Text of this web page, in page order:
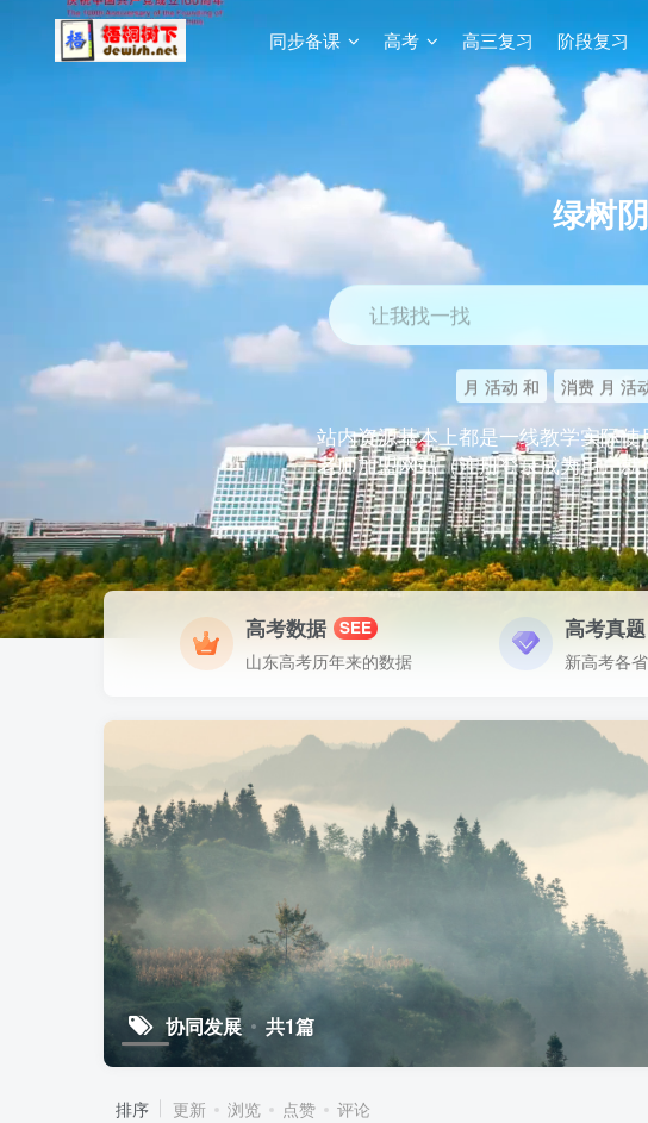
同步备课 高考 高三复习 阶段复习
绿树
让我找一找
月 活动 和 消费 月 活
站内资源基本上都是一线教学实际
老师加盟网站（注册登录成为用户就
高考数据 SEE
山东高考历年来的数据
高考真题
新高考各
协同发展 共1篇
排序 更新 浏览 点赞 评论